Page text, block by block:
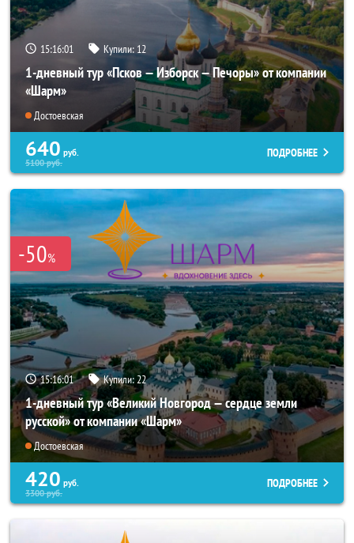
15:16:00 Купили: 12
1-дневный тур «Псков — Изборск — Печоры» от компании
«Шарм»
Достоевская
640 руб.
5100руб.
ПОДРОБНЕЕ
-50%
15:16:00 Купили: 22
1-дневный тур «Великий Новгород — сердце земли
русской» от компании «Шарм»
Достоевская
420 руб.
3300руб.
ПОДРОБНЕЕ